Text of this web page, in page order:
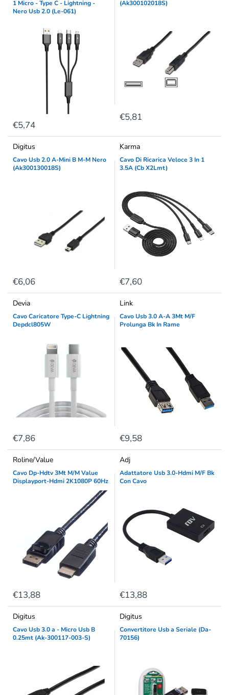
1 Micro - Type C - Lightning -
Nero Usb 2.0 (Le-061)
€5,74
(Ak300102018S)
€5,81
Digitus
Cavo Usb 2.0 A-Mini B M-M Nero
(Ak300130018S)
€6,06
Karma
Cavo Di Ricarica Veloce 3 In 1
3.5A (Cb X2Lmt)
€7,60
Devia
Cavo Caricatore Type-C Lightning
Depdcl805W
€7,86
Link
Cavo Usb 3.0 A-A 3Mt M/F
Prolunga Bk In Rame
€9,58
Roline/Value
Cavo Dp-Hdtv 3Mt M/M Value
Displayport-Hdmi 2K1080P 60Hz
€13,88
Adj
Adattatore Usb 3.0-Hdmi M/F Bk
Con Cavo
€13,88
Digitus
Cavo Usb 3.0 a - Micro Usb B
0.25mt (Ak-300117-003-S)
Digitus
Convertitore Usb a Seriale (Da-
70156)